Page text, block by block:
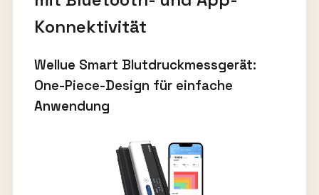
Konnektivität
Wellue Smart Blutdruckmessgerät:
One-Piece-Design für einfache
Anwendung